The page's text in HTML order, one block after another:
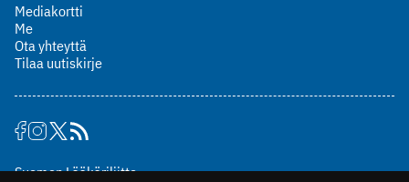
Mediakortti
Me
Ota yhteyttä
Tilaa uutiskirje
Suomen Lääkäriliitto